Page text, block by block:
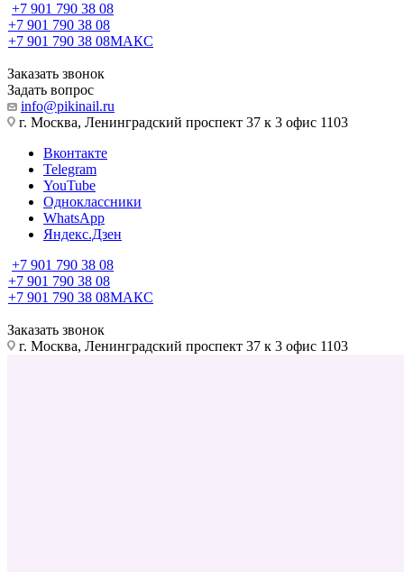
+7 901 790 38 08
+7 901 790 38 08
+7 901 790 38 08МАКС
Заказать звонок
Задать вопрос
info@pikinail.ru
г. Москва, Ленинградский проспект 37 к 3 офис 1103
Вконтакте
Telegram
YouTube
Одноклассники
WhatsApp
Яндекс.Дзен
+7 901 790 38 08
+7 901 790 38 08
+7 901 790 38 08МАКС
Заказать звонок
г. Москва, Ленинградский проспект 37 к 3 офис 1103